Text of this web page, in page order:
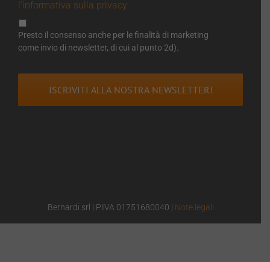
l’informativa sulla privacy
Presto il consenso anche per le finalità di marketing
come invio di newsletter, di cui al punto 2d).
Bernardi srl | P.IVA 01751680040 | Note legali